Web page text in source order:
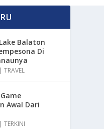
Balaton
Di
|TRAVEL
Awal Dari
|TERKINI